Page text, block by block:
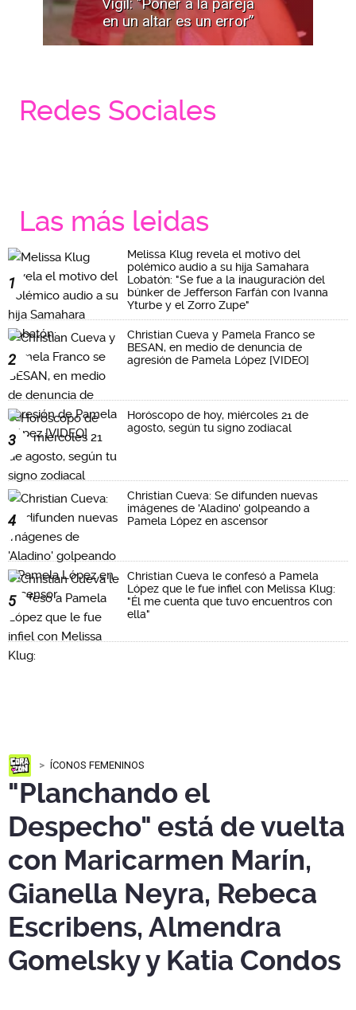
en un altar es un error”
Redes Sociales
Las más leidas
1
Melissa Klug revela el motivo del
polémico audio a su hija Samahara
Lobatón: "Se fue a la inauguración del
búnker de Jefferson Farfán con Ivanna
Yturbe y el Zorro Zupe"
2
Christian Cueva y Pamela Franco se
BESAN, en medio de denuncia de
agresión de Pamela López [VIDEO]
3
Horóscopo de hoy, miércoles 21 de
agosto, según tu signo zodiacal
4
Christian Cueva: Se difunden nuevas
imágenes de 'Aladino' golpeando a
Pamela López en ascensor
5
Christian Cueva le confesó a Pamela
López que le fue infiel con Melissa Klug:
"Él me cuenta que tuvo encuentros con
ella"
ÍCONOS FEMENINOS
"Planchando el
Despecho" está de vuelta
con Maricarmen Marín,
Gianella Neyra, Rebeca
Escribens, Almendra
Gomelsky y Katia Condos